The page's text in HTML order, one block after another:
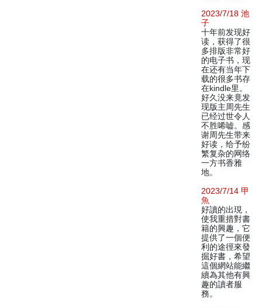
2023/7/18 池
子
十年前发现好
读，获得了很
多排版非常好
的电子书，现
在还有当年下
载的很多书存
在kindle里。
好久没来竟发
现版主周先生
已经过世令人
不胜唏嘘。感
谢周先生带来
好读，给予纷
繁复杂的网络
一方书香雅
地。
2023/7/14 甲
魚
好讀的出現，
使我重措對書
籍的興趣，它
提供了一個便
利的途徑來發
掘好書，希望
這個網站能繼
續為其他有興
趣的讀者服
務。